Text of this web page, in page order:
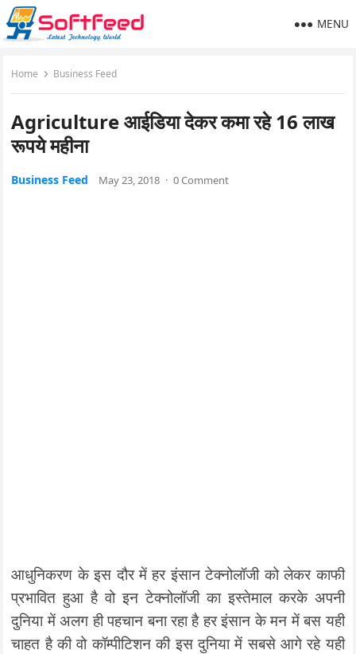
MENU
Home Business Feed
Agriculture आईडिया देकर कमा रहे 16 लाख
रूपये महीना
Business Feed May 23, 2018 · 0 Comment
आधुनिकरण के इस दौर में हर इंसान टेक्नोलॉजी को लेकर काफी
प्रभावित हुआ है वो इन टेक्नोलॉजी का इस्तेमाल करके अपनी
दुनिया में अलग ही पहचान बना रहा है हर इंसान के मन में बस यही
चाहत है की वो कॉम्पीटिशन की इस दुनिया में सबसे आगे रहे यही